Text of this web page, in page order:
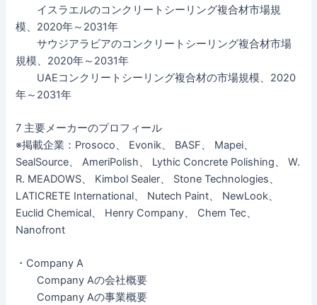
イスラエルのコンクリートシーリング複合材市場規
模、2020年～2031年
サウジアラビアのコンクリートシーリング複合材市場
規模、2020年～2031年
UAEコンクリートシーリング複合材の市場規模、2020
年～2031年
7 主要メーカーのプロフィール
※掲載企業：Prosoco、 Evonik、 BASF、 Mapei、
SealSource、 AmeriPolish、 Lythic Concrete Polishing、 W.
R. MEADOWS、 Kimbol Sealer、 Stone Technologies、
LATICRETE International、 Nutech Paint、 NewLook、
Euclid Chemical、 Henry Company、 Chem Tec、
Nanofront
・Company A
Company Aの会社概要
Company Aの事業概要